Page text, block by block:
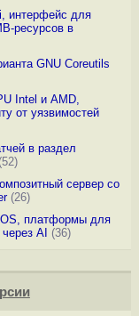
интерфейс для
ресурсов в
GNU Coreutils
Intel и AMD,
от уязвимостей
в раздел
(52)
сервер со
(26)
платформы для
AI (36)